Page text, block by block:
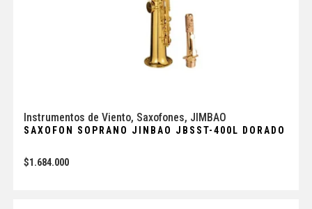
Instrumentos de Viento, Saxofones, JIMBAO
SAXOFON SOPRANO JINBAO JBSST-400L DORADO
$1.684.000